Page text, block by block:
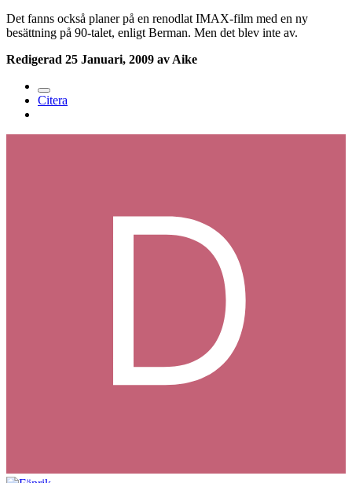
Det fanns också planer på en renodlat IMAX-film med en ny
besättning på 90-talet, enligt Berman. Men det blev inte av.
Redigerad 25 Januari, 2009 av Aike
Citera